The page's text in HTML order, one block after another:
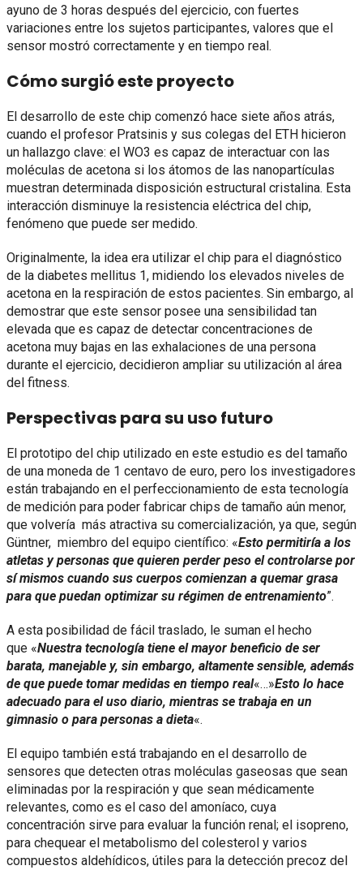
ayuno de 3 horas después del ejercicio, con fuertes
variaciones entre los sujetos participantes, valores que el
sensor mostró correctamente y en tiempo real.
Cómo surgió este proyecto
El desarrollo de este chip comenzó hace siete años atrás,
cuando el profesor Pratsinis y sus colegas del ETH hicieron
un hallazgo clave: el WO3 es capaz de interactuar con las
moléculas de acetona si los átomos de las nanopartículas
muestran determinada disposición estructural cristalina. Esta
interacción disminuye la resistencia eléctrica del chip,
fenómeno que puede ser medido.
Originalmente, la idea era utilizar el chip para el diagnóstico
de la diabetes mellitus 1, midiendo los elevados niveles de
acetona en la respiración de estos pacientes. Sin embargo, al
demostrar que este sensor posee una sensibilidad tan
elevada que es capaz de detectar concentraciones de
acetona muy bajas en las exhalaciones de una persona
durante el ejercicio, decidieron ampliar su utilización al área
del fitness.
Perspectivas para su uso futuro
El prototipo del chip utilizado en este estudio es del tamaño
de una moneda de 1 centavo de euro, pero los investigadores
están trabajando en el perfeccionamiento de esta tecnología
de medición para poder fabricar chips de tamaño aún menor,
que volvería más atractiva su comercialización, ya que, según
Güntner, miembro del equipo científico: «Esto permitiría a los
atletas y personas que quieren perder peso el controlarse por
sí mismos cuando sus cuerpos comienzan a quemar grasa
para que puedan optimizar su régimen de entrenamiento”.
A esta posibilidad de fácil traslado, le suman el hecho
que «Nuestra tecnología tiene el mayor beneficio de ser
barata, manejable y, sin embargo, altamente sensible, además
de que puede tomar medidas en tiempo real«…»Esto lo hace
adecuado para el uso diario, mientras se trabaja en un
gimnasio o para personas a dieta«.
El equipo también está trabajando en el desarrollo de
sensores que detecten otras moléculas gaseosas que sean
eliminadas por la respiración y que sean médicamente
relevantes, como es el caso del amoníaco, cuya
concentración sirve para evaluar la función renal; el isopreno,
para chequear el metabolismo del colesterol y varios
compuestos aldehídicos, útiles para la detección precoz del